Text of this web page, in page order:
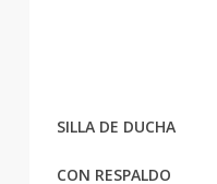
SILLA DE DUCHA
CON RESPALDO